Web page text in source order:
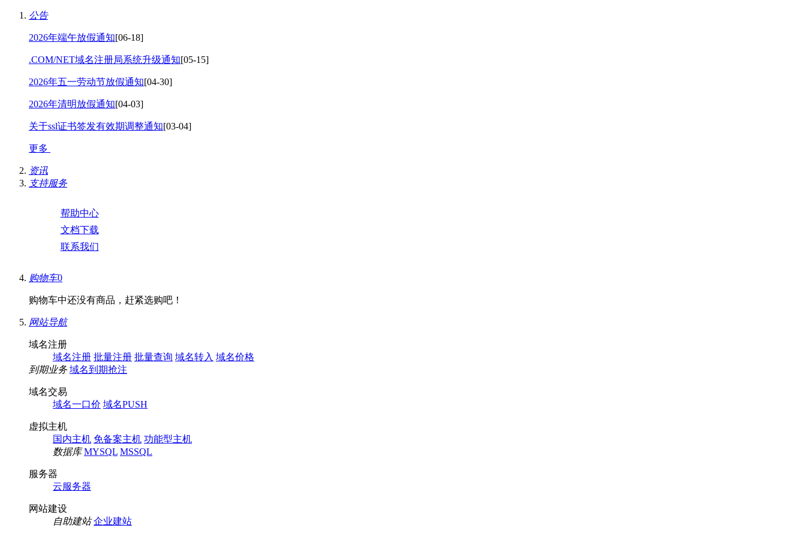
公告
2026年端午放假通知[06-18]
.COM/NET域名注册局系统升级通知[05-15]
2026年五一劳动节放假通知[04-30]
2026年清明放假通知[04-03]
关于ssl证书签发有效期调整通知[03-04]
更多
资讯
支持服务
帮助中心
文档下载
联系我们
购物车0
购物车中还没有商品，赶紧选购吧！
网站导航
域名注册
域名注册 批量注册 批量查询 域名转入 域名价格
到期业务 域名到期抢注
域名交易
域名一口价 域名PUSH
虚拟主机
国内主机 免备案主机 功能型主机
数据库 MYSQL MSSQL
服务器
云服务器
网站建设
自助建站 企业建站